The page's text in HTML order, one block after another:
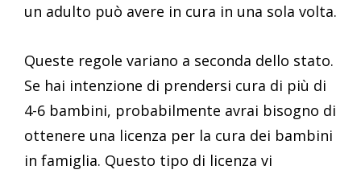
un adulto può avere in cura in una sola volta.
Queste regole variano a seconda dello stato.
Se hai intenzione di prendersi cura di più di
4-6 bambini, probabilmente avrai bisogno di
ottenere una licenza per la cura dei bambini
in famiglia. Questo tipo di licenza vi